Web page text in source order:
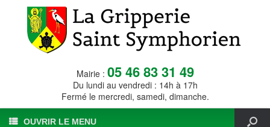
Mairie : 05 46 83 31 49
Du lundi au vendredi : 14h à 17h
Fermé le mercredi, samedi, dimanche.
OUVRIR LE MENU